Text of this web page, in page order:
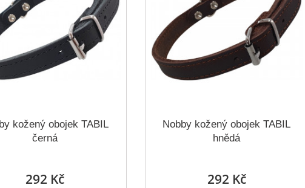
kožený obojek TABIL
černá
292 Kč
Nobby kožený obojek TABIL
hnědá
292 Kč